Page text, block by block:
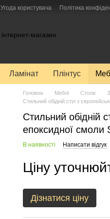
Угода користувача Політика
Ламінат Плінтус
Головна Меблі Столи
Стильний обідній стіл з
Стильний обідній
епоксидної смоли
В наявності Написати відгук
Ціну
Дізнатися ціну